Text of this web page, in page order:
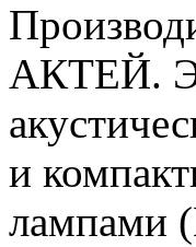
АКТЕЙ.
и
лампами